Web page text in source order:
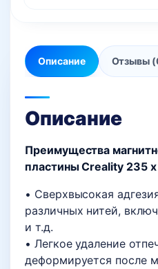
Описание Отзывы
Описание
Преимущества
пластины Creality 235
• Сверхвысокая
различных нитей,
и т.д.
• Легкое удаление
деформируется после